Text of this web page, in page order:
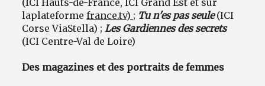
laplateformefrance.tv) ; Tu n'es pas seule(ICI
Corse ViaStella) ; Les Gardiennes des secrets
(ICI Centre-Val de Loire)
Des magazines et des portraits de femmes